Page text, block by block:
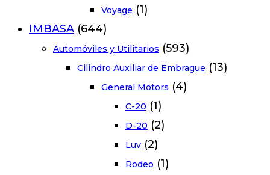
Voyage (1)
IMBASA (644)
Automóviles y Utilitarios (593)
Cilindro Auxiliar de Embrague (13)
General Motors (4)
C-20 (1)
D-20 (2)
Luv (2)
Rodeo (1)